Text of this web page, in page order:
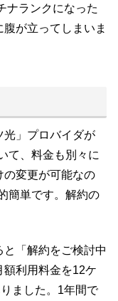
ナランクになった
が立ってしまいま
光」プロバイダが
て、料金も別々に
の変更が可能なの
簡単です。解約の
「解約をご検討中
利用料金を12ケ
ました。1年間で